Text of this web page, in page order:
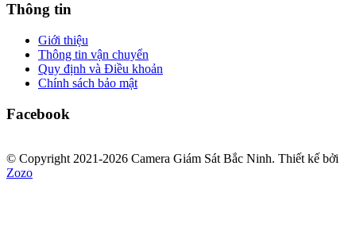
Thông tin
Giới thiệu
Thông tin vận chuyển
Quy định và Điều khoản
Chính sách bảo mật
Facebook
© Copyright 2021-2026 Camera Giám Sát Bắc Ninh. Thiết kế bởi
Zozo